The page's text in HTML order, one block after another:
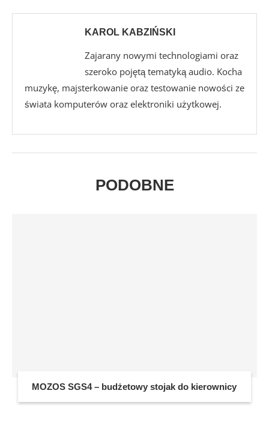
KAROL KABZIŃSKI
Zajarany nowymi technologiami oraz
szeroko pojętą tematyką audio. Kocha
muzykę, majsterkowanie oraz testowanie nowości ze
świata komputerów oraz elektroniki użytkowej.
PODOBNE
MOZOS SGS4 – budżetowy stojak do kierownicy